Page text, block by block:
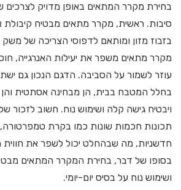
בחירת מקרר המתאים באופן מדויק לצרכים
סיבות. ראשית, מקרר מתאים מבטיח קיבולת
בזבוז מזון ומותאם לדפוסי הצריכה של
מקרר מתאים משפר את יעילות האנרגייה,
עוזר לשמור על הסביבה. הדגם הנכון גם
בחלל המטבח בבית, הן מבחינה אסתטית והן
ויבטיח גישה קלה ושימוש נוח. חשוב לזכור
תכונות חכמות שונות כמו בקרת טמפרטורה,
חדשניות, מה שבהחלט יכול לשפר את חווית
בסופו של דבר, בחירת המקרר המתאים
ושימוש נוח על בסיס יום-יומי.